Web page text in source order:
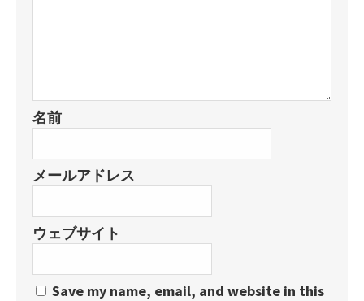
名前
メールアドレス
ウェブサイト
Save my name, email, and website in this